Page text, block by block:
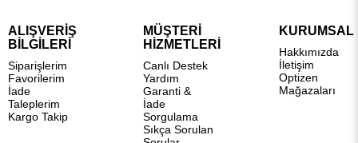
ALIŞVERİŞ
BİLGİLERİ
Siparişlerim
Favorilerim
İade
Taleplerim
Kargo Takip
MÜŞTERİ
HİZMETLERİ
Canlı Destek
Yardım
Garanti &
İade
Sorgulama
Sıkça Sorulan
KURUMSAL
Hakkımızda
İletişim
Optizen
Mağazaları